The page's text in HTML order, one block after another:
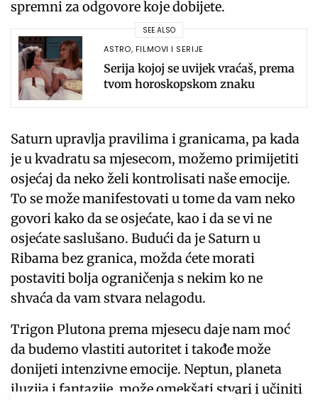
spremni za odgovore koje dobijete.
SEE ALSO
ASTRO, FILMOVI I SERIJE
Serija kojoj se uvijek vraćaš, prema
tvom horoskopskom znaku
Saturn upravlja pravilima i granicama, pa kada
je u kvadratu sa mjesecom, možemo primijetiti
osjećaj da neko želi kontrolisati naše emocije.
To se može manifestovati u tome da vam neko
govori kako da se osjećate, kao i da se vi ne
osjećate saslušano. Budući da je Saturn u
Ribama bez granica, možda ćete morati
postaviti bolja ograničenja s nekim ko ne
shvaća da vam stvara nelagodu.
Trigon Plutona prema mjesecu daje nam moć
da budemo vlastiti autoritet i takođe može
donijeti intenzivne emocije. Neptun, planeta
iluzija i fantazije, može omekšati stvari i učiniti